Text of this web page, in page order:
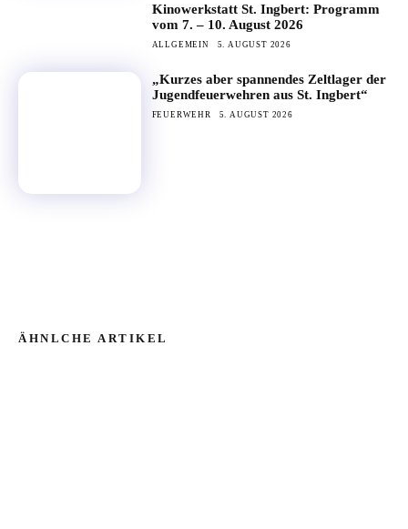
Kinowerkstatt St. Ingbert: Programm
vom 7. – 10. August 2026
ALLGEMEIN 5. AUGUST 2026
„Kurzes aber spannendes Zeltlager der
Jugendfeuerwehren aus St. Ingbert“
FEUERWEHR 5. AUGUST 2026
ÄHNLCHE ARTIKEL